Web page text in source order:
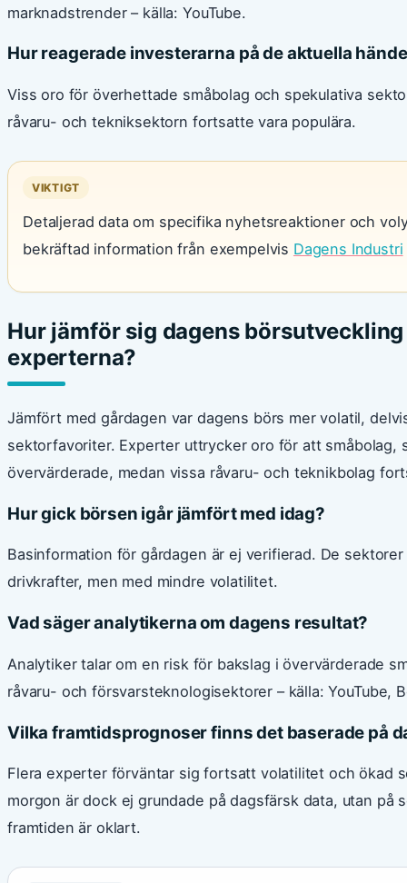
marknadstrender – källa: YouTube.
Hur reagerade investerarna på de aktuella
Viss oro för överhettade småbolag och spekulativa
råvaru- och tekniksektorn fortsatte vara populära.
VIKTIGT
Detaljerad data om specifika nyhetsreaktioner och
bekräftad information från exempelvis Dagens Industri
Hur jämför sig dagens
experterna?
Jämfört med gårdagen var dagens börs mer volatil,
sektorfavoriter. Experter uttrycker oro för att småbolag,
övervärderade, medan vissa råvaru- och teknikbolag
Hur gick börsen igår jämfört med idag?
Basinformation för gårdagen är ej verifierad. De
drivkrafter, men med mindre volatilitet.
Vad säger analytikerna om dagens resultat?
Analytiker talar om en risk för bakslag i övervärderade
råvaru- och försvarsteknologisektorer – källa: YouTube,
Vilka framtidsprognoser finns det baserade på
Flera experter förväntar sig fortsatt volatilitet och ökad
morgon är dock ej grundade på dagsfärsk data, utan på
framtiden är oklart.